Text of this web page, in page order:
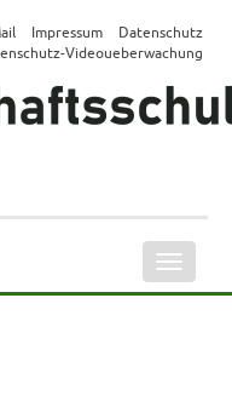
Impressum
Datenschutz
Videoueberwachung
ein-/